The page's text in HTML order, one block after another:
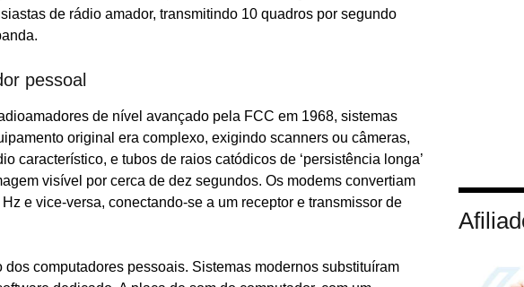
de rádio amador, transmitindo 10 quadros por segundo
pessoal
de nível avançado pela FCC em 1968, sistemas
original era complexo, exigindo scanners ou câmeras,
característico, e tubos de raios catódicos de ‘persistência longa’
visível por cerca de dez segundos. Os modems convertiam
e vice-versa, conectando-se a um receptor e transmissor de
computadores pessoais. Sistemas modernos substituíram